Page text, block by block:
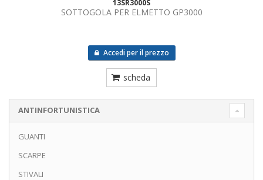
13SR3000S
SOTTOGOLA PER ELMETTO GP3000
Accedi per il prezzo
scheda
ANTINFORTUNISTICA
GUANTI
SCARPE
STIVALI